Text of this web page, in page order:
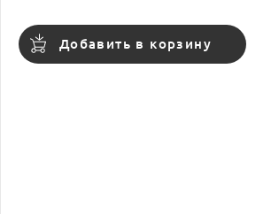
Добавить в корзину